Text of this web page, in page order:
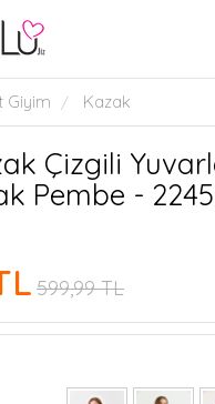
Giyim Kazak
Çizgili
Pembe -
599,99 TL